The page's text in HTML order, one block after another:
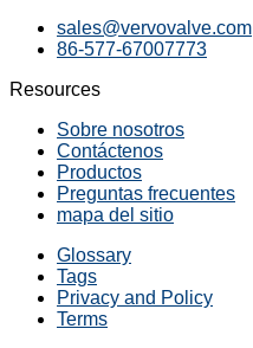
sales@vervovalve.com
86-577-67007773
Resources
Sobre nosotros
Contáctenos
Productos
Preguntas frecuentes
mapa del sitio
Glossary
Tags
Privacy and Policy
Terms